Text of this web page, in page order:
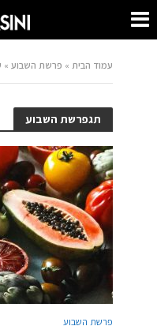
עמוד הבית » פרשת השבוע »
תגפרשת השבוע
פרשת השבוע